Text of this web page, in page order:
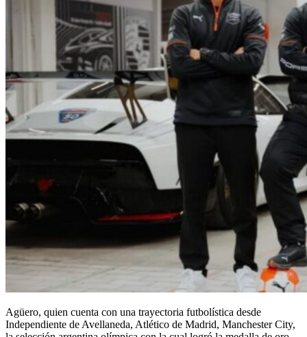
Agüero, quien cuenta con una trayectoria futbolística desde
Independiente de Avellaneda, Atlético de Madrid, Manchester City,